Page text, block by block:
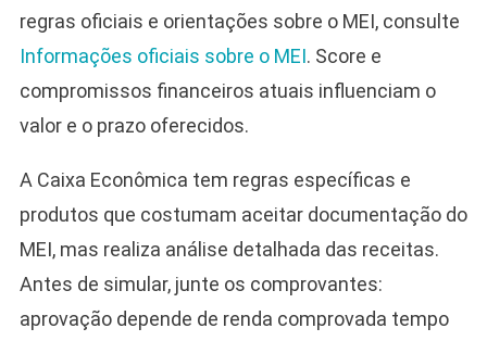
regras oficiais e orientações sobre o MEI, consulte
Informações oficiais sobre o MEI. Score e
compromissos financeiros atuais influenciam o
valor e o prazo oferecidos.
A Caixa Econômica tem regras específicas e
produtos que costumam aceitar documentação do
MEI, mas realiza análise detalhada das receitas.
Antes de simular, junte os comprovantes:
aprovação depende de renda comprovada tempo